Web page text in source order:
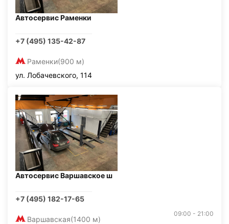
Автосервис Раменки
+7 (495) 135-42-87
Раменки(900 м)
ул. Лобачевского, 114
Автосервис Варшавское ш
+7 (495) 182-17-65
Варшавская(1400 м)
09:00 - 21:00